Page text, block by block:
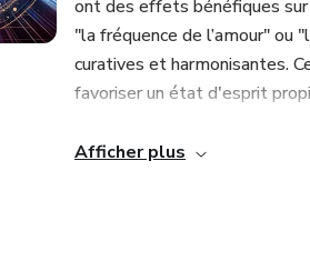
ont des effets bénéfiques
"la fréquence de l’amour" ou
curatives et harmonisantes.
favoriser un état d'esprit
Lorsque nous écoutons ces
Afficher plus